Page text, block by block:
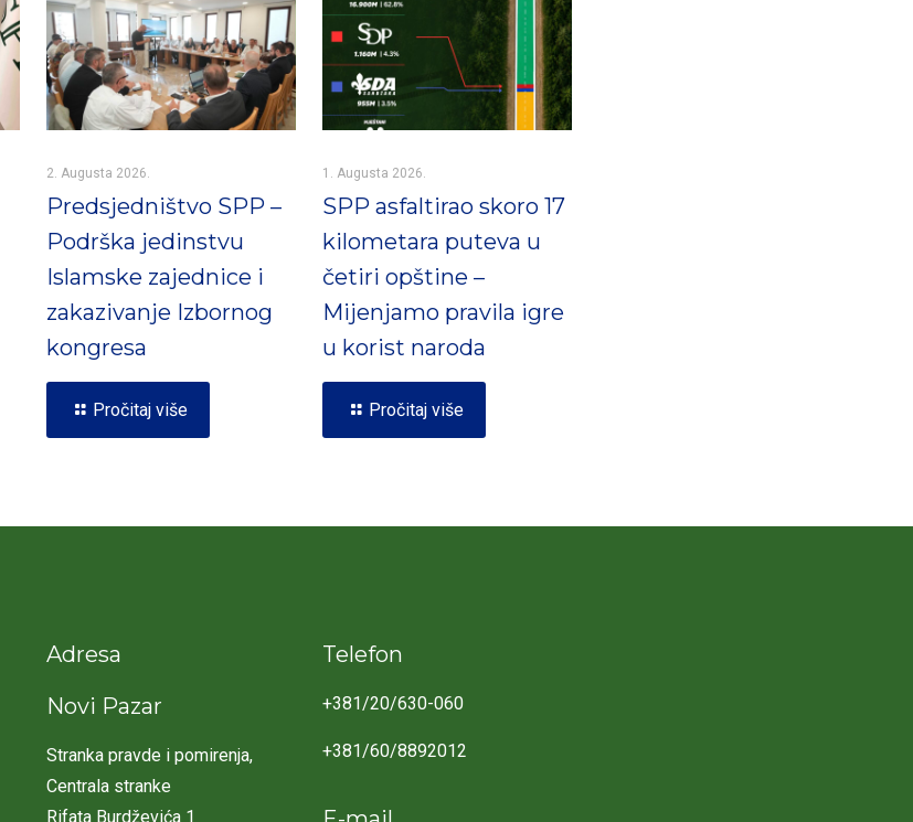
2. Augusta 2026.
Predsjedništvo SPP –
Podrška jedinstvu
Islamske zajednice i
zakazivanje Izbornog
kongresa
Pročitaj više
1. Augusta 2026.
SPP asfaltirao skoro 17
kilometara puteva u
četiri opštine –
Mijenjamo pravila igre
u korist naroda
Pročitaj više
Adresa
Novi Pazar
Stranka pravde i pomirenja,
Centrala stranke
Rifata Burdževića 1
Telefon
+381/20/630-060
+381/60/8892012